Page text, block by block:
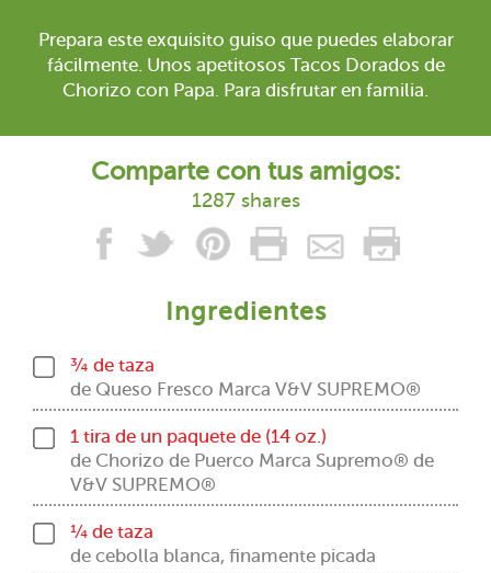
Prepara este exquisito guiso que puedes elaborar
fácilmente. Unos apetitosos Tacos Dorados de
Chorizo con Papa. Para disfrutar en familia.
Comparte con tus amigos:
1287 shares
Ingredientes
¾ de taza
de Queso Fresco Marca V&V SUPREMO®
1 tira de un paquete de (14 oz.)
de Chorizo de Puerco Marca Supremo® de
V&V SUPREMO®
¼ de taza
de cebolla blanca, finamente picada